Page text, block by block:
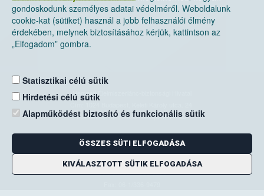
gondoskodunk személyes adatai védelméről. Weboldalunk
cookie-kat (sütiket) használ a jobb felhasználói élmény
érdekében, melynek biztosításához kérjük, kattintson az
„Elfogadom” gombra.
Statisztikai célú sütik
Hirdetési célú sütik
Alapműködést biztosító és funkcionális sütik
ÖSSZES SÜTI ELFOGADÁSA
KIVÁLASZTOTT SÜTIK ELFOGADÁSA
Nemzeti Élelmiszerlánc-biztonsági Hivatal
Levelezési cím: 1525 Budapest. Pf. 30.
E-mail:ugyfelszolgalat@nebih.gov.hu
Zöld szám: 06-80/263-244
Telefon: 06-1/ 336-9000